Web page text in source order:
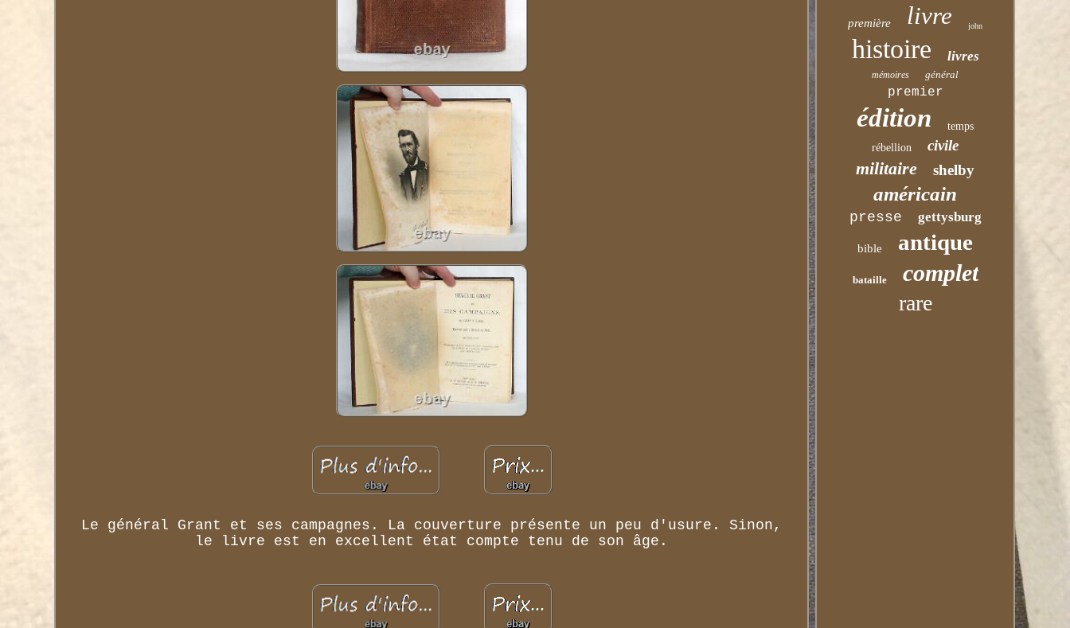
Le général Grant et ses campagnes. La couverture présente un peu d'usure. Sinon,
le livre est en excellent état compte tenu de son âge.
première livre john
histoire livres
mémoires général
premier
édition
temps
rébellion
civile
militaire shelby
américain
presse gettysburg
bible antique
bataille complet
rare